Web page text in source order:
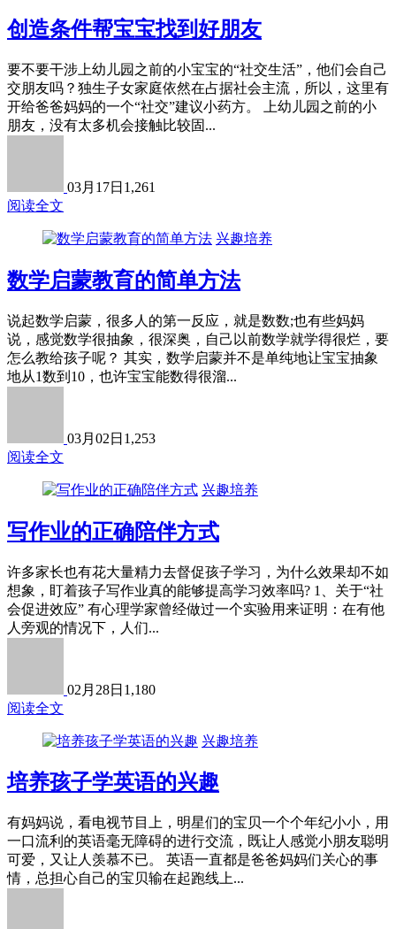
创造条件帮宝宝找到好朋友
要不要干涉上幼儿园之前的小宝宝的“社交生活”，他们会自己
交朋友吗？独生子女家庭依然在占据社会主流，所以，这里有
开给爸爸妈妈的一个“社交”建议小药方。 上幼儿园之前的小
朋友，没有太多机会接触比较固...
03月17日 1,261
阅读全文
兴趣培养
数学启蒙教育的简单方法
说起数学启蒙，很多人的第一反应，就是数数;也有些妈妈
说，感觉数学很抽象，很深奥，自己以前数学就学得很烂，要
怎么教给孩子呢？ 其实，数学启蒙并不是单纯地让宝宝抽象
地从1数到10，也许宝宝能数得很溜...
03月02日 1,253
阅读全文
兴趣培养
写作业的正确陪伴方式
许多家长也有花大量精力去督促孩子学习，为什么效果却不如
想象，盯着孩子写作业真的能够提高学习效率吗? 1、关于“社
会促进效应” 有心理学家曾经做过一个实验用来证明：在有他
人旁观的情况下，人们...
02月28日 1,180
阅读全文
兴趣培养
培养孩子学英语的兴趣
有妈妈说，看电视节目上，明星们的宝贝一个个年纪小小，用
一口流利的英语毫无障碍的进行交流，既让人感觉小朋友聪明
可爱，又让人羡慕不已。 英语一直都是爸爸妈妈们关心的事
情，总担心自己的宝贝输在起跑线上...